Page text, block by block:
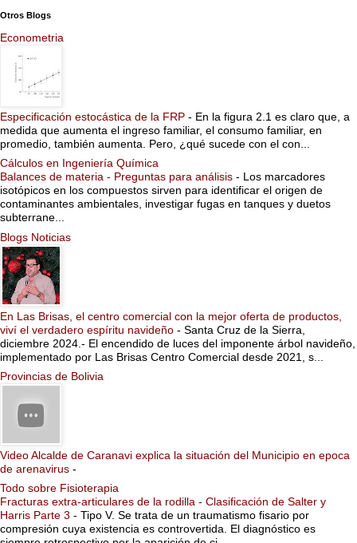
Otros Blogs
Econometria
Especificación estocástica de la FRP - En la figura 2.1 es claro que, a
medida que aumenta el ingreso familiar, el consumo familiar, en
promedio, también aumenta. Pero, ¿qué sucede con el con...
Cálculos en Ingeniería Química
Balances de materia - Preguntas para análisis - Los marcadores
isotópicos en los compuestos sirven para identificar el origen de
contaminantes ambientales, investigar fugas en tanques y duetos
subterrane...
Blogs Noticias
En Las Brisas, el centro comercial con la mejor oferta de productos,
viví el verdadero espíritu navideño - Santa Cruz de la Sierra,
diciembre 2024.- El encendido de luces del imponente árbol navideño,
implementado por Las Brisas Centro Comercial desde 2021, s...
Provincias de Bolivia
Video Alcalde de Caranavi explica la situación del Municipio en epoca
de arenavirus -
Todo sobre Fisioterapia
Fracturas extra-articulares de la rodilla - Clasificación de Salter y
Harris Parte 3 - Tipo V. Se trata de un traumatismo fisario por
compresión cuya existencia es controvertida. El diagnóstico es